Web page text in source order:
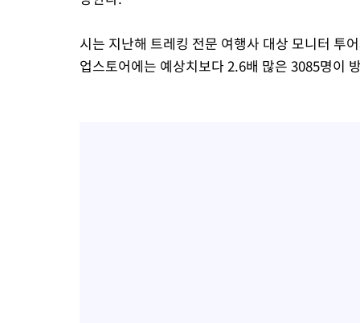
시는 지난해 트레킹 전문 여행사 대상 모니터 투
업스토어에는 예상치보다 2.6배 많은 3085명이